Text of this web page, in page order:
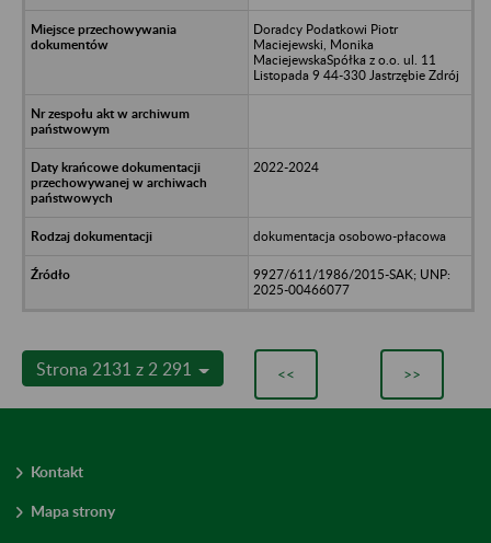
Doradcy Podatkowi Piotr
Maciejewski, Monika
MaciejewskaSpółka z o.o. ul. 11
Listopada 9 44-330 Jastrzębie Zdrój
2022-2024
dokumentacja osobowo-płacowa
9927/611/1986/2015-SAK; UNP:
2025-00466077
Strona 2131 z 2 291 << >>
Kontakt
Mapa strony